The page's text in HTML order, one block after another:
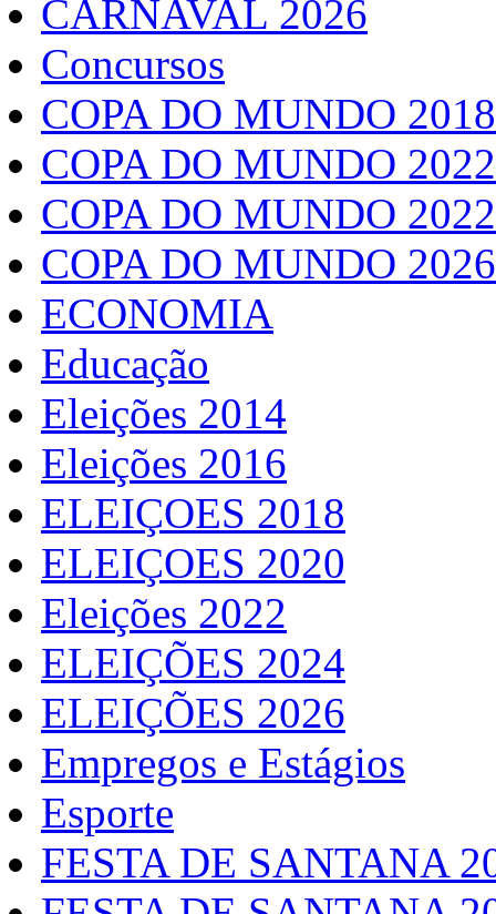
CARNAVAL 2026
Concursos
COPA DO MUNDO 2018
COPA DO MUNDO 2022
COPA DO MUNDO
COPA DO MUNDO 2026
ECONOMIA
Educação
Eleições 2014
Eleições 2016
ELEIÇOES 2018
ELEIÇOES 2020
Eleições 2022
ELEIÇÕES 2024
ELEIÇÕES 2026
Empregos e Estágios
Esporte
FESTA DE SANTANA